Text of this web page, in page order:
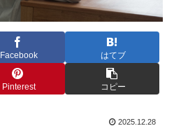
Facebook はてブ
Pinterest コピー
2025.12.28